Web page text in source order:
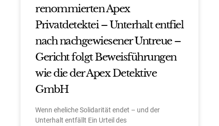
renommierten Apex
Privatdetektei – Unterhalt entfiel
nach nachgewiesener Untreue –
Gericht folgt Beweisführungen
wie die der Apex Detektive
GmbH
Wenn eheliche Solidarität endet – und der
Unterhalt entfällt Ein Urteil des